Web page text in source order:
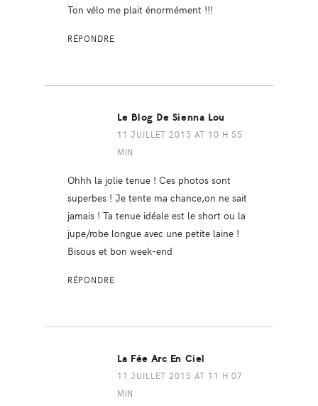
Ton vélo me plait énormément !!!
RÉPONDRE
Le Blog De Sienna Lou
11 JUILLET 2015 AT 10 H 55
MIN
Ohhh la jolie tenue ! Ces photos sont
superbes ! Je tente ma chance,on ne sait
jamais ! Ta tenue idéale est le short ou la
jupe/robe longue avec une petite laine !
Bisous et bon week-end
RÉPONDRE
La Fée Arc En Ciel
11 JUILLET 2015 AT 11 H 07
MIN